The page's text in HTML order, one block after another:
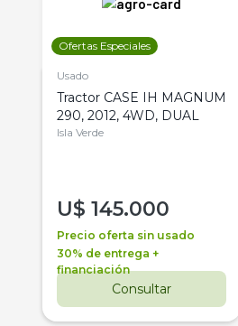
Ofertas Especiales
Usado
Tractor CASE IH MAGNUM
290, 2012, 4WD, DUAL
Isla Verde
U$ 145.000
Precio oferta sin usado
30% de entrega +
financiación
Consultar